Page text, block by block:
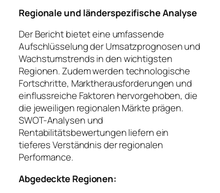
Regionale und länderspezifische Analyse
Der Bericht bietet eine umfassende
Aufschlüsselung der Umsatzprognosen und
Wachstumstrends in den wichtigsten
Regionen. Zudem werden technologische
Fortschritte, Marktherausforderungen und
einflussreiche Faktoren hervorgehoben, die
die jeweiligen regionalen Märkte prägen.
SWOT-Analysen und
Rentabilitätsbewertungen liefern ein
tieferes Verständnis der regionalen
Performance.
Abgedeckte Regionen: